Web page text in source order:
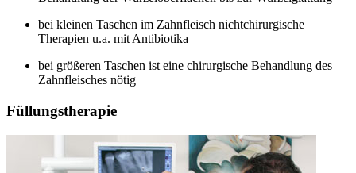
bei kleinen Taschen im Zahnfleisch nichtchirurgische
Therapien u.a. mit Antibiotika
bei größeren Taschen ist eine chirurgische Behandlung des
Zahnfleisches nötig
Füllungstherapie